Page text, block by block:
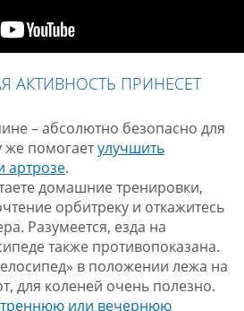
АКТИВНОСТЬ ПРИНЕСЕТ
– абсолютно безопасно для
же помогаетулучшить
артрозе.
домашние тренировки,
орбитреку и откажитесь
Разумеется, езда на
также противопоказана.
в положении лежа на
для коленей очень полезно.
или вечернюю